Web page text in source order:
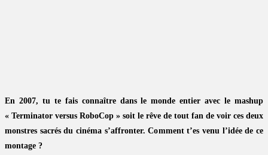
En 2007, tu te fais connaître dans le monde entier avec le mashup
« Terminator versus RoboCop » soit le rêve de tout fan de voir ces deux
monstres sacrés du cinéma s’affronter. Comment t’es venu l’idée de ce
montage ?